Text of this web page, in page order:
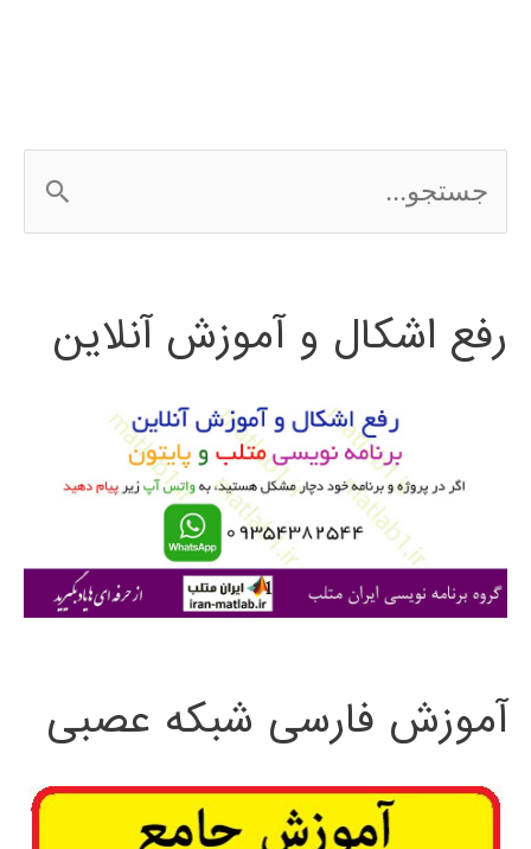
س
ج
ی
رفع اشکال و آموزش آنلاین
آموزش فارسی شبکه عصبی